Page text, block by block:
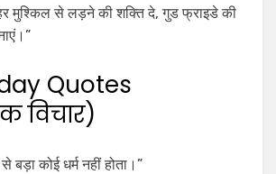
मुश्किल से लड़ने की शक्ति दे, गुड फ्राइडे की
Quotes
विचार)
बड़ा कोई धर्म नहीं होता।”